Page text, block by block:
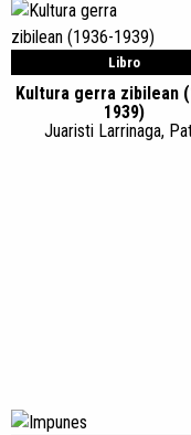
Libro
Kultura gerra zibilean
1939)
Juaristi Larrinaga,